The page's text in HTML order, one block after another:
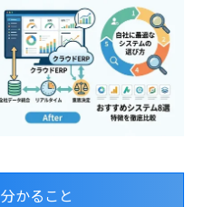
かること